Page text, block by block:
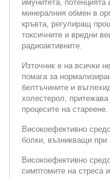
имунитета,
минералния обмен в
кръвта, регулиращ
токсичните и вредни
радиоактивните.
Източник е на всички
помага за
белтъчините и
холестерол,
процесите на стареене.
Високоефективно
болки, възникващи при
Високоефективно
симптомите на стреса